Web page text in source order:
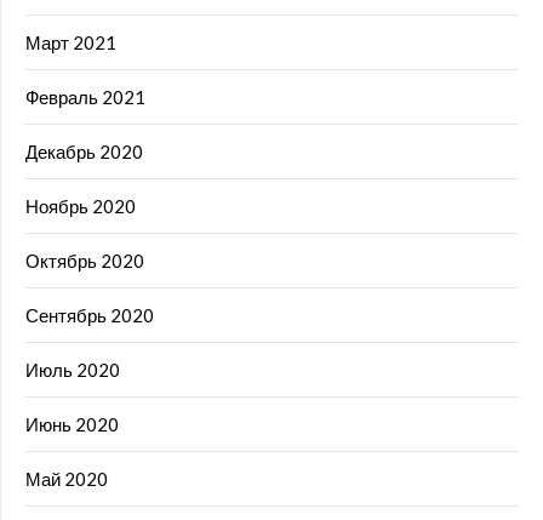
Март 2021
Февраль 2021
Декабрь 2020
Ноябрь 2020
Октябрь 2020
Сентябрь 2020
Июль 2020
Июнь 2020
Май 2020